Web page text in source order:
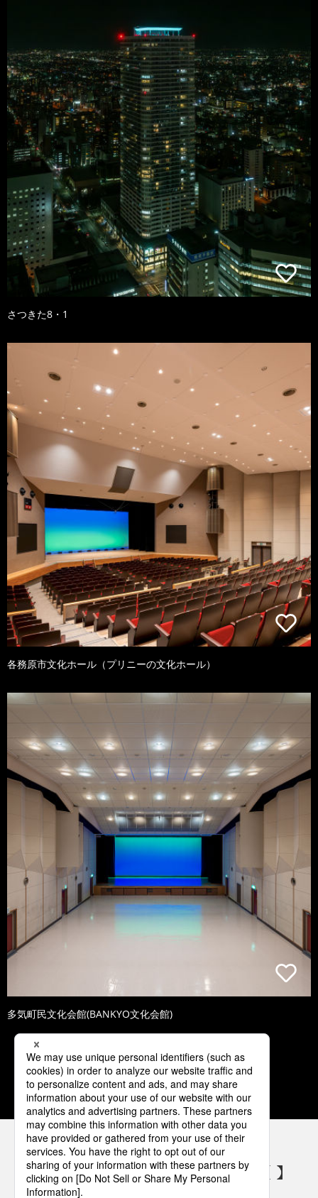
さつきた8・1
各務原市文化ホール（プリニーの文化ホール）
多気町民文化会館(BANKYO文化会館)
1 2 3 4 5
パナソニックの電気設備 SNSアカウント